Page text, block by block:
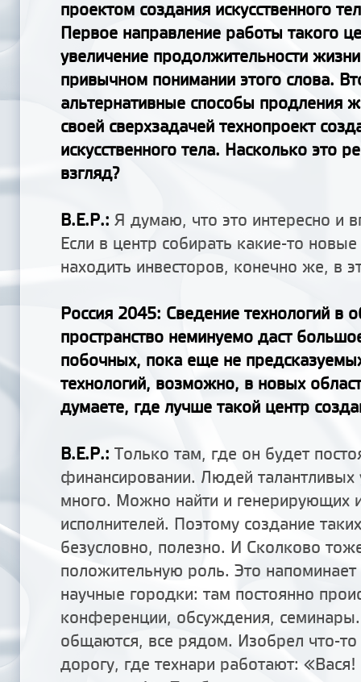
проектом создания искусственного
Первое направление работы такого
увеличение продолжительности
привычном понимании этого слова.
альтернативные способы продления
своей сверхзадачей технопроект
искусственного тела. Насколько это
взгляд?
В.Е.Р.: Я думаю, что это интересно и
Если в центр собирать какие-то
находить инвесторов, конечно же, в
Россия 2045: Сведение технологий в
пространство неминуемо даст
побочных, пока еще не
технологий, возможно, в новых
думаете, где лучше такой центр
В.Е.Р.: Только там, где он будет
финансировании. Людей талантливых
много. Можно найти и генерирующих
исполнителей. Поэтому создание
безусловно, полезно. И Сколково
положительную роль. Это
научные городки: там постоянно
конференции, обсуждения,
общаются, все рядом. Изобрел что-
дорогу, где технари работают: